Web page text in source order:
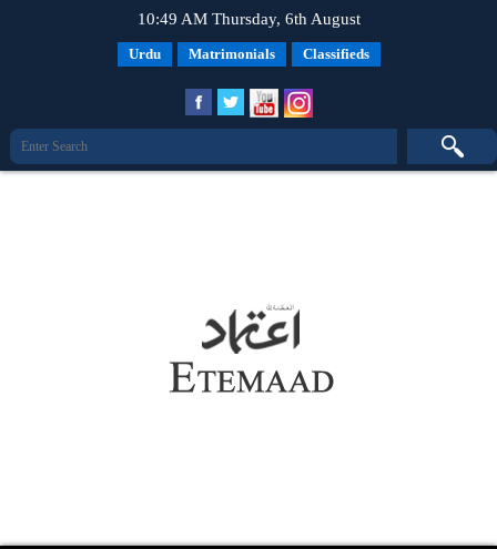
10:49 AM Thursday, 6th August
Urdu Matrimonials Classifieds